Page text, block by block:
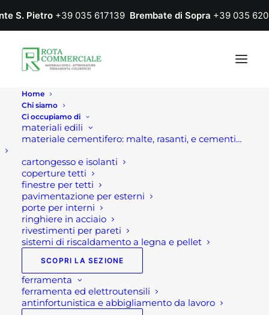
S. Pietro +39 035 617139 Brembate di Sopra +39 035
Home
Chi siamo
Ci occupiamo di
materiali edili
materiale cementifero: malte, rasanti, e cementi…
cartongesso e isolanti
coperture tetti
finestre per tetti
pavimentazione per esterni
porte per interni
ringhiere in acciaio
rivestimenti per pareti
sistemi di riscaldamento a legna e pellet
SCOPRI LA SEZIONE
ferramenta
ferramenta ed elettroutensili
antinfortunistica e abbigliamento da lavoro